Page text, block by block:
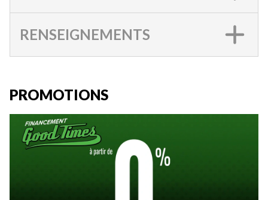
RENSEIGNEMENTS
PROMOTIONS